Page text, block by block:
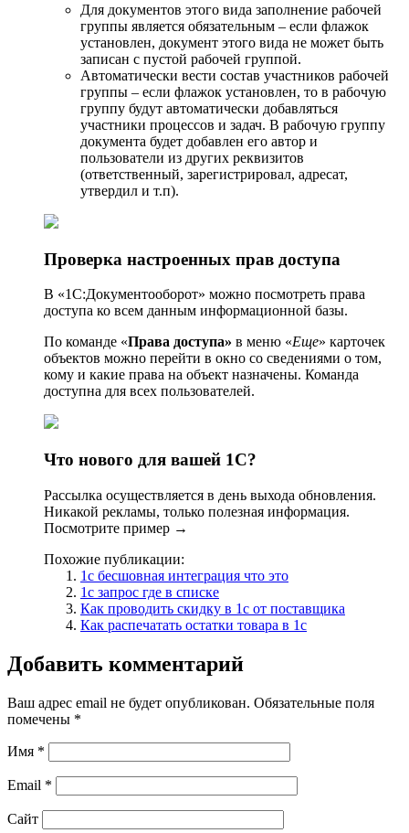
Для документов этого вида заполнение рабочей
группы является обязательным – если флажок
установлен, документ этого вида не может быть
записан с пустой рабочей группой.
Автоматически вести состав участников рабочей
группы – если флажок установлен, то в рабочую
группу будут автоматически добавляться
участники процессов и задач. В рабочую группу
документа будет добавлен его автор и
пользователи из других реквизитов
(ответственный, зарегистрировал, адресат,
утвердил и т.п).
Проверка настроенных прав доступа
В «1С:Документооборот» можно посмотреть права
доступа ко всем данным информационной базы.
По команде «Права доступа» в меню «Еще» карточек
объектов можно перейти в окно со сведениями о том,
кому и какие права на объект назначены. Команда
доступна для всех пользователей.
Что нового для вашей 1С?
Рассылка осуществляется в день выхода обновления.
Никакой рекламы, только полезная информация.
Посмотрите пример →
Похожие публикации:
1с бесшовная интеграция что это
1с запрос где в списке
Как проводить скидку в 1с от поставщика
Как распечатать остатки товара в 1с
Добавить комментарий
Ваш адрес email не будет опубликован. Обязательные поля
помечены *
Имя *
Email *
Сайт